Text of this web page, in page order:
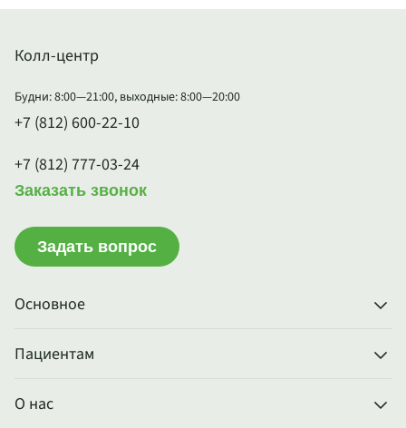
Основное
Пациентам
О нас
Колл-центр
Будни: 8:00—21:00, выходные: 8:00—20:00
+7 (812) 600-22-10
+7 (812) 777-03-24
Заказать звонок
Задать вопрос